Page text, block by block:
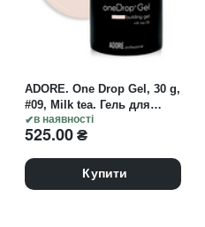
в наявності
ADORE. One Drop Gel, 30 g,
#09, Milk tea. Гель для
нарощування, молочно-
бежевий
525.00₴
Купити